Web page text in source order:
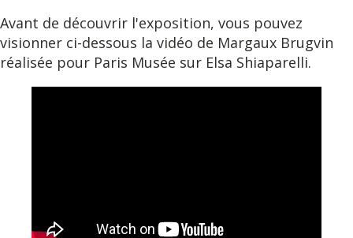
Avant de découvrir l'exposition, vous pouvez
visionner ci-dessous la vidéo de Margaux Brugvin
réalisée pour Paris Musée sur Elsa Shiaparelli.